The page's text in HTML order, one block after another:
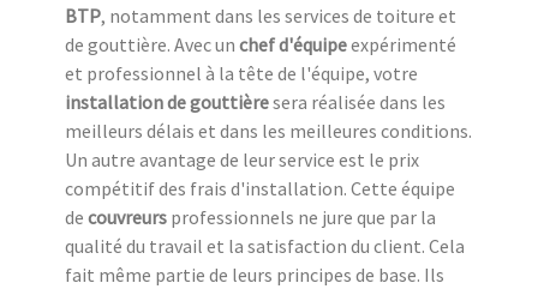
BTP, notamment dans les services de toiture et
de gouttière. Avec un chef d'équipeexpérimenté
et professionnel à la tête de l'équipe, votre
installation de gouttièresera réalisée dans les
meilleurs délais et dans les meilleures conditions.
Un autre avantage de leur service est le prix
compétitif des frais d'installation. Cette équipe
de couvreurs professionnels ne jure que par la
qualité du travail et la satisfaction du client. Cela
fait même partie de leurs principes de base. Ils